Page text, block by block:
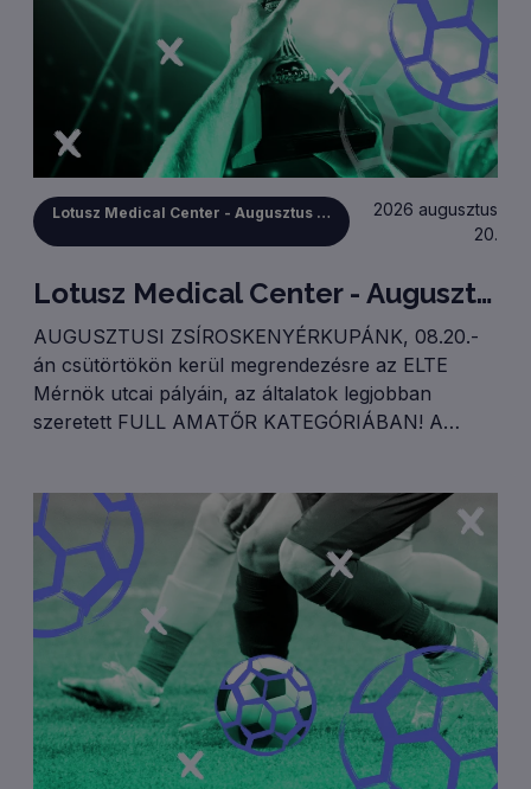
Lotusz Medical Center - Augusztus 20-i Zsíroskenyérkupa
2026 augusztus
20.
Lotusz Medical Center - Augusztus 20-i Zsíroskenyérkupa
AUGUSZTUSI ZSÍROSKENYÉRKUPÁNK, 08.20.-
án csütörtökön kerül megrendezésre az ELTE
Mérnök utcai pályáin, az általatok legjobban
szeretett FULL AMATŐR KATEGÓRIÁBAN! A
majd. Reggeli csoportkör: 8.00.-10.45.Délelőtti
csoportkör: 10.45.-13.30.Rájátszás: 13.30.-15.30.